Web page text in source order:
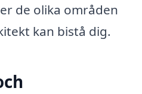
de olika områden
kan bistå dig.